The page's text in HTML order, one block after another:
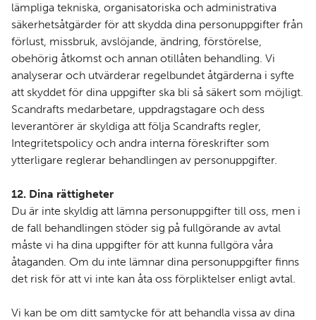
lämpliga tekniska, organisatoriska och administrativa
säkerhetsåtgärder för att skydda dina personuppgifter från
förlust, missbruk, avslöjande, ändring, förstörelse,
obehörig åtkomst och annan otillåten behandling. Vi
analyserar och utvärderar regelbundet åtgärderna i syfte
att skyddet för dina uppgifter ska bli så säkert som möjligt.
Scandrafts medarbetare, uppdragstagare och dess
leverantörer är skyldiga att följa Scandrafts regler,
Integritetspolicy och andra interna föreskrifter som
ytterligare reglerar behandlingen av personuppgifter.
12. Dina rättigheter
Du är inte skyldig att lämna personuppgifter till oss, men i
de fall behandlingen stöder sig på fullgörande av avtal
måste vi ha dina uppgifter för att kunna fullgöra våra
åtaganden. Om du inte lämnar dina personuppgifter finns
det risk för att vi inte kan åta oss förpliktelser enligt avtal.
Vi kan be om ditt samtycke för att behandla vissa av dina